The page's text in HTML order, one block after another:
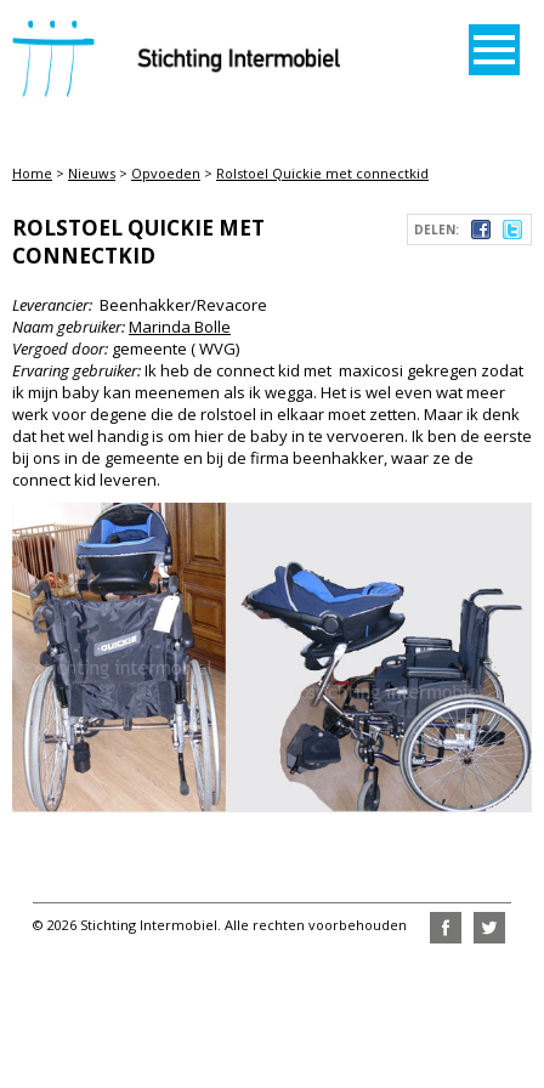
STICHTING INTERMOBIEL
Home > Nieuws > Opvoeden > Rolstoel Quickie met connectkid
DELEN:
ROLSTOEL QUICKIE MET
CONNECTKID
Leverancier: Beenhakker/Revacore
Naam gebruiker:Marinda Bolle
Vergoed door: gemeente ( WVG)
Ervaring gebruiker:Ik heb de connect kid met maxicosi gekregen zodat
ik mijn baby kan meenemen als ik wegga. Het is wel even wat meer
werk voor degene die de rolstoel in elkaar moet zetten. Maar ik denk
dat het wel handig is om hier de baby in te vervoeren. Ik ben de eerste
bij ons in de gemeente en bij de firma beenhakker, waar ze de
connect kid leveren.
© 2026 Stichting Intermobiel. Alle rechten voorbehouden